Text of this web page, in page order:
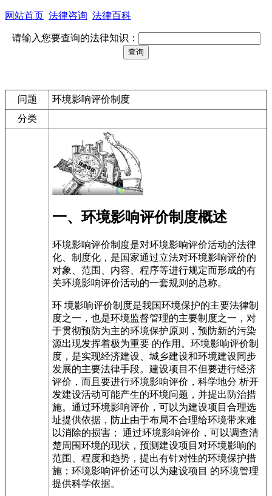
网站首页 法律咨询 法律百科
请输入您要查询的法律知识：
问题
环境影响评价制度
分类
一、环境影响评价制度概述
环境影响评价制度是对环境影响评价活动的法律
化、制度化，是国家通过立法对环境影响评价的
对象、范围、内容、程序等进行规定而形成的有
关环境影响评价活动的一套规则的总称。
环 境影响评价制度是我国环境保护的主要法律制
度之一，也是环境监督管理的主要制度之一，对
于贯彻预防为主的环境保护原则，预防新的污染
源出现发挥着极为重要 的作用。环境影响评价制
度，是实现经济建设、城乡建设和环境建设同步
发展的主要法律手段。建设项目不但要进行经济
评价，而且要进行环境影响评价，科学地分 析开
发建设活动可能产生的环境问题，并提出防治措
施。通过环境影响评价，可以为建设项目合理选
址提供依据，防止由于布局不合理给环境带来难
以消除的损害； 通过环境影响评价，可以调查清
楚周围环境的现状，预测建设项目对环境影响的
范围、程度和趋势，提出有针对性的环境保护措
施；环境影响评价还可以为建设项目 的环境管理
提供科学依据。